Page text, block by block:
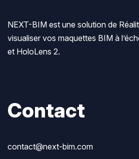
NEXT-BIM est une solution de
visualiser vos maquettes BIM à
et HoloLens 2.
Contact
contact@next-bim.com